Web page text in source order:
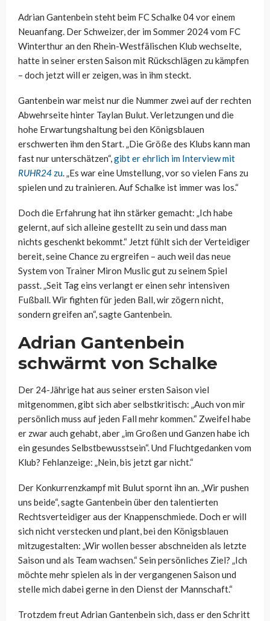
Adrian Gantenbein steht beim FC Schalke 04 vor einem
Neuanfang. Der Schweizer, der im Sommer 2024 vom FC
Winterthur an den Rhein-Westfälischen Klub wechselte,
hatte in seiner ersten Saison mit Rückschlägen zu kämpfen
– doch jetzt will er zeigen, was in ihm steckt.
Gantenbein war meist nur die Nummer zwei auf der rechten
Abwehrseite hinter Taylan Bulut. Verletzungen und die
hohe Erwartungshaltung bei den Königsblauen
erschwerten ihm den Start. „Die Größe des Klubs kann man
fast nur unterschätzen“,gibt er ehrlich im Interview mit
RUHR24 zu. „Es war eine Umstellung, vor so vielen Fans zu
spielen und zu trainieren. Auf Schalke ist immer was los.“
Doch die Erfahrung hat ihn stärker gemacht: „Ich habe
gelernt, auf sich alleine gestellt zu sein und dass man
nichts geschenkt bekommt.“ Jetzt fühlt sich der Verteidiger
bereit, seine Chance zu ergreifen – auch weil das neue
System von Trainer Miron Muslic gut zu seinem Spiel
passt. „Seit Tag eins verlangt er einen sehr intensiven
Fußball. Wir fighten für jeden Ball, wir zögern nicht,
sondern greifen an“, sagte Gantenbein.
Adrian Gantenbein
schwärmt von Schalke
Der 24-Jährige hat aus seiner ersten Saison viel
mitgenommen, gibt sich aber selbstkritisch: „Auch von mir
persönlich muss auf jeden Fall mehr kommen.“ Zweifel habe
er zwar auch gehabt, aber „im Großen und Ganzen habe ich
ein gesundes Selbstbewusstsein“. Und Fluchtgedanken vom
Klub? Fehlanzeige: „Nein, bis jetzt gar nicht.“
Der Konkurrenzkampf mit Bulut spornt ihn an. „Wir pushen
uns beide“, sagte Gantenbein über den talentierten
Rechtsverteidiger aus der Knappenschmiede. Doch er will
sich nicht verstecken und plant, bei den Königsblauen
mitzugestalten: „Wir wollen besser abschneiden als letzte
Saison und als Team wachsen.“ Sein persönliches Ziel? „Ich
möchte mehr spielen als in der vergangenen Saison und
stelle mich dabei gerne in den Dienst der Mannschaft.“
Trotzdem freut Adrian Gantenbein sich, dass er den Schritt